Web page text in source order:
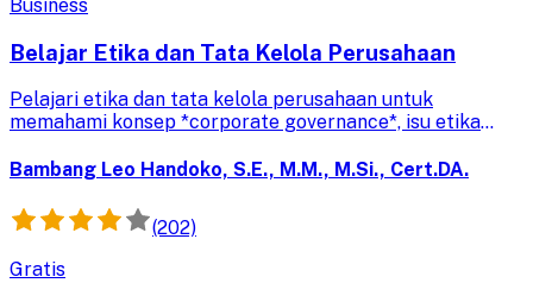
Business
Belajar Etika dan Tata Kelola Perusahaan
Pelajari etika dan tata kelola perusahaan untuk
memahami konsep *corporate governance*, isu etika
keberlanjutan demi bisnis yang bertanggung jawab dan
Bambang Leo Handoko, S.E., M.M., M.Si., Cert.DA.
(202)
Gratis